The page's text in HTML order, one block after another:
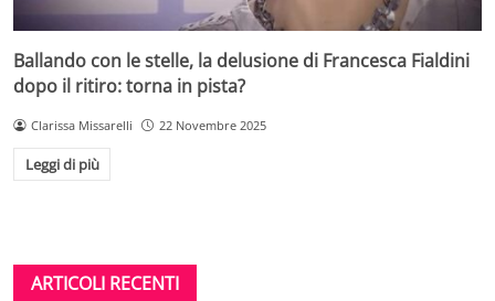
Ballando con le stelle, la delusione di Francesca Fialdini
dopo il ritiro: torna in pista?
Clarissa Missarelli 22 Novembre 2025
Leggi di più
ARTICOLI RECENTI